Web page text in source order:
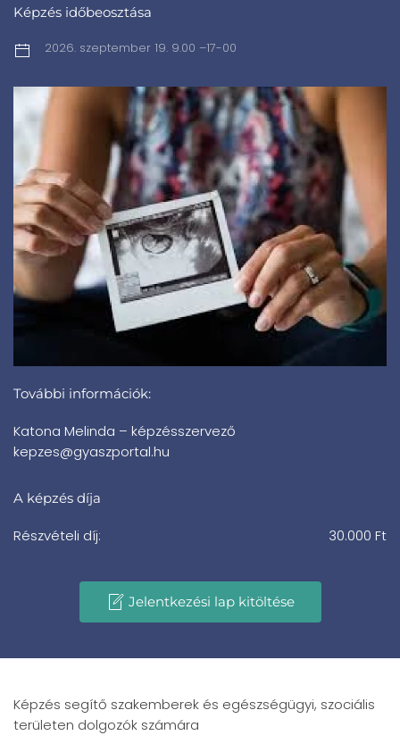
Képzés időbeosztása
2026. szeptember 19. 9.00 –17-00
További információk:
Katona Melinda – képzésszervező
kepzes@gyaszportal.hu
A képzés díja
Részvételi díj: 30.000 Ft
Jelentkezési lap kitöltése
Képzés segítő szakemberek és egészségügyi, szociális
területen dolgozók számára